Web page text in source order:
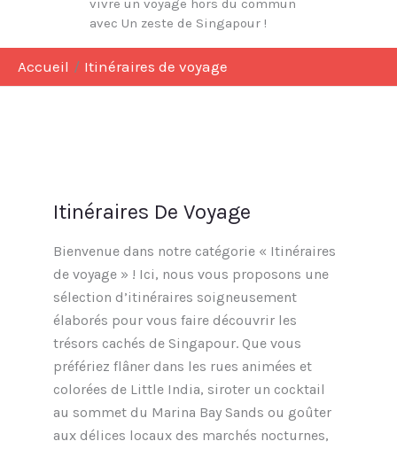
vivre un voyage hors du commun
avec Un zeste de Singapour !
Accueil Itinéraires de voyage
Itinéraires De Voyage
Bienvenue dans notre catégorie « Itinéraires
de voyage » ! Ici, nous vous proposons une
sélection d’itinéraires soigneusement
élaborés pour vous faire découvrir les
trésors cachés de Singapour. Que vous
préfériez flâner dans les rues animées et
colorées de Little India, siroter un cocktail
au sommet du Marina Bay Sands ou goûter
aux délices locaux des marchés nocturnes,